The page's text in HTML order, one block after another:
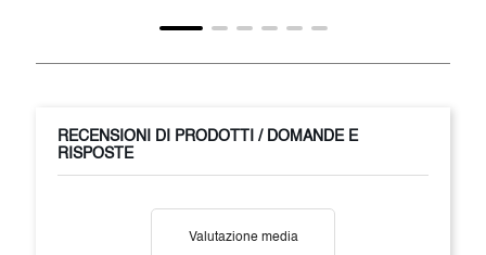
RECENSIONI DI PRODOTTI / DOMANDE E
RISPOSTE
Valutazione media